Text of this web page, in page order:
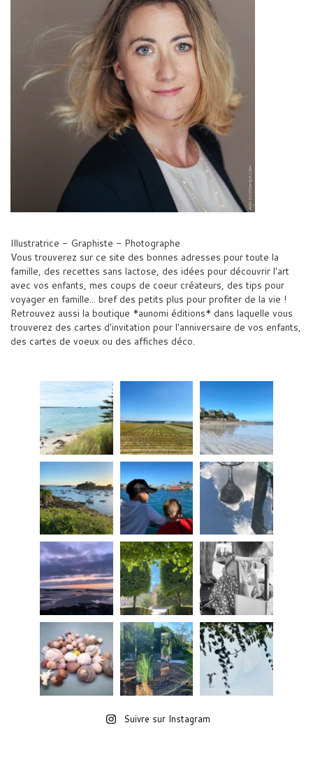
Illustratrice - Graphiste - Photographe
Vous trouverez sur ce site des bonnes adresses pour toute la
famille, des recettes sans lactose, des idées pour découvrir l'art
avec vos enfants, mes coups de coeur créateurs, des tips pour
voyager en famille... bref des petits plus pour profiter de la vie !
Retrouvez aussi la boutique *aunomi éditions* dans laquelle vous
trouverez des cartes d'invitation pour l'anniversaire de vos enfants,
des cartes de voeux ou des affiches déco.
Suivre sur Instagram